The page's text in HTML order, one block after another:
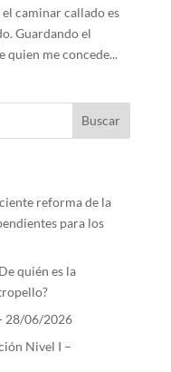
caminar callado es
Guardando el
quien me concede...
reforma de la
para los
quién es la
28/06/2026
Nivel I –